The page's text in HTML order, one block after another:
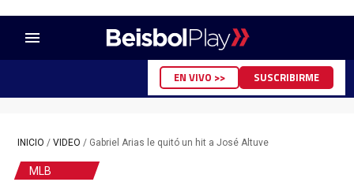
menu
EN VIVO >> SUSCRIBIRME
INICIO / VIDEO / Gabriel Arias le quitó un hit a José Altuve
MLB